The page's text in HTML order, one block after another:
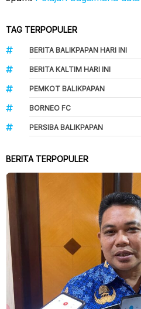
TAG TERPOPULER
BERITA BALIKPAPAN HARI INI
BERITA KALTIM HARI INI
PEMKOT BALIKPAPAN
BORNEO FC
PERSIBA BALIKPAPAN
BERITA TERPOPULER